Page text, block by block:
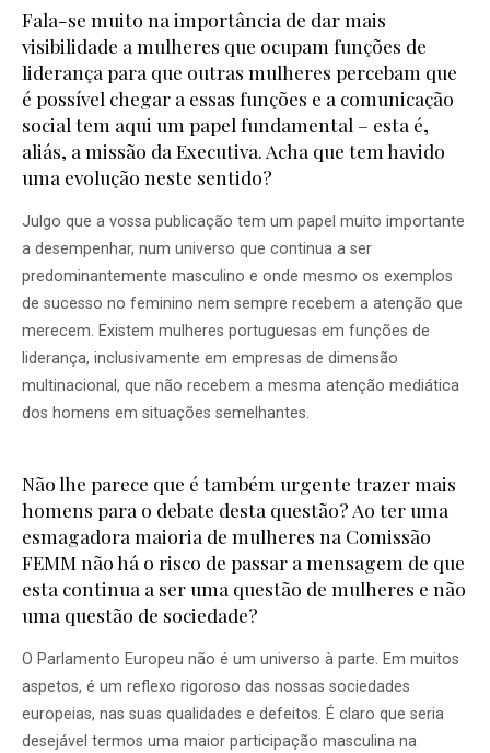
Fala-se muito na importância de dar mais
visibilidade a mulheres que ocupam funções de
liderança para que outras mulheres percebam que
é possível chegar a essas funções e a comunicação
social tem aqui um papel fundamental – esta é,
aliás, a missão da Executiva. Acha que tem havido
uma evolução neste sentido?
Julgo que a vossa publicação tem um papel muito importante
a desempenhar, num universo que continua a ser
predominantemente masculino e onde mesmo os exemplos
de sucesso no feminino nem sempre recebem a atenção que
merecem. Existem mulheres portuguesas em funções de
liderança, inclusivamente em empresas de dimensão
multinacional, que não recebem a mesma atenção mediática
dos homens em situações semelhantes.
Não lhe parece que é também urgente trazer mais
homens para o debate desta questão? Ao ter uma
esmagadora maioria de mulheres na Comissão
FEMM não há o risco de passar a mensagem de que
esta continua a ser uma questão de mulheres e não
uma questão de sociedade?
O Parlamento Europeu não é um universo à parte. Em muitos
aspetos, é um reflexo rigoroso das nossas sociedades
europeias, nas suas qualidades e defeitos. É claro que seria
desejável termos uma maior participação masculina na